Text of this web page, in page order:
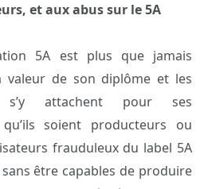
et aux abus sur le 5A
5A est plus que jamais
valeur de son diplôme et les
s’y attachent pour ses
soient producteurs ou
frauduleux du label 5A
être capables de produire